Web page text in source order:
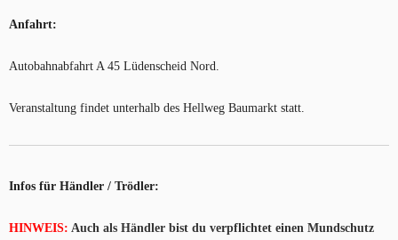
Anfahrt:
Autobahnabfahrt A 45 Lüdenscheid Nord.
Veranstaltung findet unterhalb des Hellweg Baumarkt statt.
Infos für Händler / Trödler:
HINWEIS: Auch als Händler bist du verpflichtet einen Mundschutz